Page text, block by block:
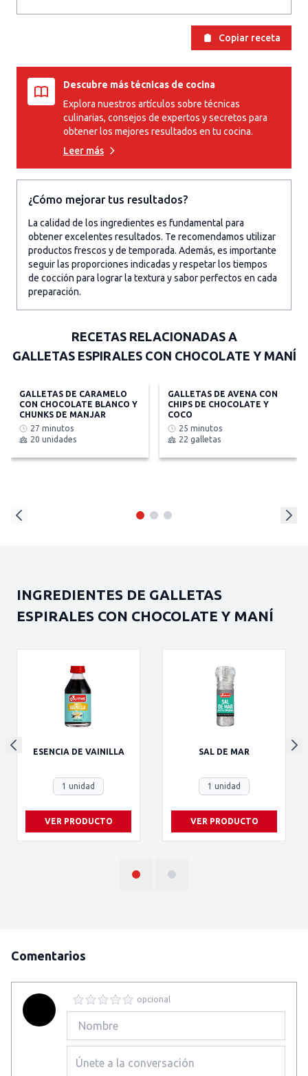
Copiar receta
Descubre más técnicas de cocina
Explora nuestros artículos sobre técnicas
culinarias, consejos de expertos y secretos para
obtener los mejores resultados en tu cocina.
Leer más
¿Cómo mejorar tus resultados?
La calidad de los ingredientes es fundamental para
obtener excelentes resultados. Te recomendamos utilizar
productos frescos y de temporada. Además, es importante
seguir las proporciones indicadas y respetar los tiempos
de cocción para lograr la textura y sabor perfectos en cada
preparación.
RECETAS RELACIONADAS A
GALLETAS ESPIRALES CON CHOCOLATE Y MANÍ
GALLETAS DE CARAMELO
CON CHOCOLATE BLANCO Y
CHUNKS DE MANJAR
27 minutos
20 unidades
GALLETAS DE AVENA CON
CHIPS DE CHOCOLATE Y
COCO
25 minutos
22 galletas
INGREDIENTES DE GALLETAS
ESPIRALES CON CHOCOLATE Y MANÍ
ESENCIA DE VAINILLA
1 unidad
VER PRODUCTO
SAL DE MAR
1 unidad
VER PRODUCTO
Comentarios
opcional